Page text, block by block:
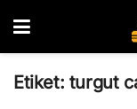
Etiket: turgut